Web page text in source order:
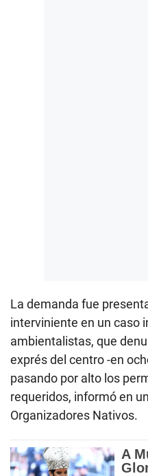
La demanda fue
interviniente en un caso
ambientalistas, que
exprés del centro -en
pasando por alto los
requeridos, informó en
Organizadores Nativos.